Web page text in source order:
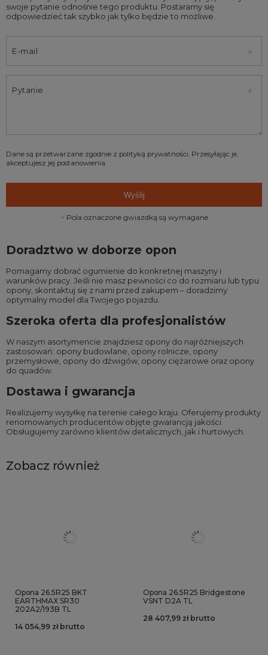
swoje pytanie odnośnie tego produktu. Postaramy się
odpowiedzieć tak szybko jak tylko będzie to możliwe.
E-mail
Pytanie
Dane są przetwarzane zgodnie z polityką prywatności. Przesyłając je,
akceptujesz jej postanowienia.
Wyślij
Pola oznaczone gwiazdką są wymagane
Doradztwo w doborze opon
Pomagamy dobrać ogumienie do konkretnej maszyny i
warunków pracy. Jeśli nie masz pewności co do rozmiaru lub typu
opony, skontaktuj się z nami przed zakupem – doradzimy
optymalny model dla Twojego pojazdu.
Szeroka oferta dla profesjonalistów
W naszym asortymencie znajdziesz opony do najróżniejszych
zastosowań: opony budowlane opony rolnicze opony
przemysłowe opony do dźwigów opony ciężarowe oraz opony
do quadów
Dostawa i gwarancja
Realizujemy wysyłkę na terenie całego kraju. Oferujemy produkty
renomowanych producentów objęte gwarancją jakości.
Obsługujemy zarówno klientów detalicznych, jak i hurtowych.
Zobacz również
Opona 26.5R25 BKT
EARTHMAX SR30
202A2/193B TL
14 054,99 zł brutto
Opona 26.5R25 Bridgestone
VSNT D2A TL
28 407,99 zł brutto